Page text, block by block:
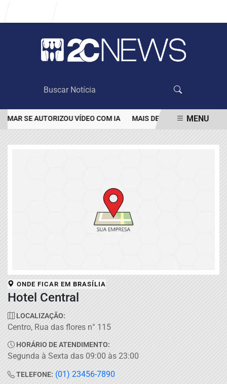
SE AUTORIZOU VÍDEO COM IA MAIS DE 100 MIL CLIENTES
MENU
ONDE FICAR EM BRASÍLIA
Hotel Central
LOCALIZAÇÃO:
Centro, Rua das flores n° 115
HORÁRIO DE ATENDIMENTO:
Segunda à Sexta das 09:00 às 23:00
TELEFONE: (01) 23456-7890